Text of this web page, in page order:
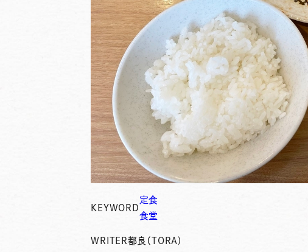
KEYWORD
定食
食堂
WRITER都良（TORA)